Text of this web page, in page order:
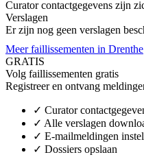
Curator contactgegevens zijn
Verslagen
Er zijn nog geen verslagen
Meer faillissementen in Drenthe
GRATIS
Volg faillissementen gratis
Registreer en ontvang
✓ Curator
✓ Alle verslagen
✓ E-mailmeldingen
✓ Dossiers opslaan